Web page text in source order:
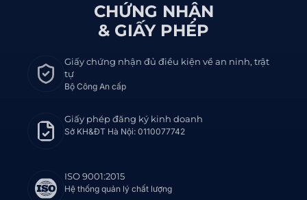
CHỨNG NHẬN
& GIẤY PHÉP
Giấy chứng nhận đủ điều kiện về an ninh, trật
tự
Bộ Công An cấp
Giấy phép đăng ký kinh doanh
Sở KH&ĐT Hà Nội: 0110077742
ISO 9001:2015
Hệ thống quản lý chất lượng